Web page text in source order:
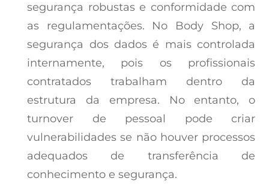
segurança robustas e conformidade com
as regulamentações. No Body Shop, a
segurança dos dados é mais controlada
internamente, pois os profissionais
contratados trabalham dentro da
estrutura da empresa. No entanto, o
turnover de pessoal pode criar
vulnerabilidades se não houver processos
adequados de transferência de
conhecimento e segurança.